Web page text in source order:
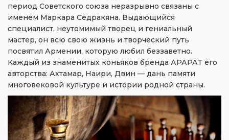
период Советского союза неразрывно связаны с
именем Маркара Седракяна. Выдающийся
специалист, неутомимый творец и гениальный
мастер, он всю свою жизнь и творческий путь
посвятил Армении, которую любил беззаветно.
Каждый из знаменитых коньяков бренда АРАРАТ его
авторства: Ахтамар, Наири, Двин — дань памяти
многовековой культуре и истории родной страны.